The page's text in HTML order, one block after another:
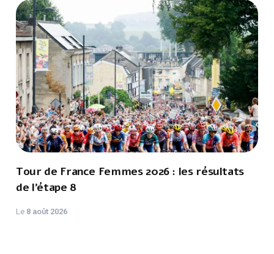
Tour de France Femmes 2026 : les résultats
de l’étape 8
Le 8 août 2026